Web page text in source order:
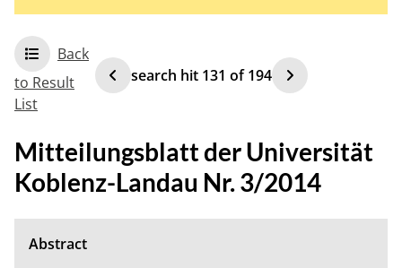
search hit 131 of194
Back
to Result
List
Mitteilungsblatt der Universität
Koblenz-Landau Nr. 3/2014